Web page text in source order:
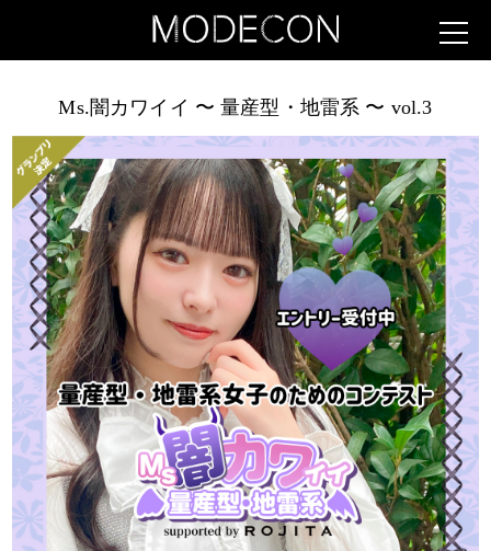
Ms.闇カワイイ 〜 量産型・地雷系 〜 vol.3